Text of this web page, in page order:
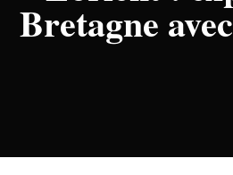
Bretagne